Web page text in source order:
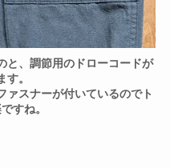
と、調節用のドローコードが
す。
ァスナーが付いているのでト
すね。